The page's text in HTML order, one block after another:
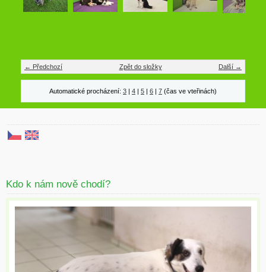
← Předchozí Další →
Zpět do složky
Automatické procházení: 3 | 4 | 5 | 6 | 7 (čas ve vteřinách)
Kdo k nám nově chodí?